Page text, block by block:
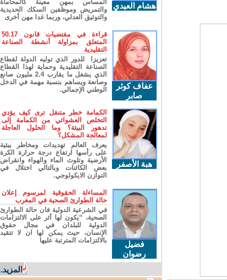
هشام العيدي
المساس بمهن معينة كالمحاماة
والتمريض وموظفين السكك الحديدية
والتوثيق العدلي، وربما غدا مهن أخرى
عفاف كوثر
صابر
قراءة في مقتضيات قانون 50.17
المتعلق بمزاولة أنشطة الصناعة
التقليدية
تعزيزا للدور الذي توليه الدولة لقطاع
الصناعة التقليدية وحماية لهذا القطاع
الذي يشغل ما يقارب 2.4 مليون صانع
وصانعة ويساهم بنسبة مهمة في الدخل
الوطني الإجمالي.
هبة الأصفر
الكمامة خطر متنقل ترى كيف يؤدي
التخلص العشوائي من الكمامة إلى
تدهور البيئة؟ وما الحلول العاجلة
لمعالجة المشكل؟
يعرف العالم تهديدات ومخاطر بيئية
على رأسها ارتفاع درجة حرارة الكرة
الأرضية وتلوث الماء والهواء وانقراض
بعض الكائنات وبالتالي اختلال في
التوازن الايكولوجي.
فضيل
رضوان
المساءلة الحقوقية لمرسوم إعلان
حالة الطوارئ الصحية في المغرب
في الشرعية الدولية فان حالة الطوارئ
الصحية، “يكون لها أثر على الالتزامات
الدولية للبلدان في مجال حقوق
الإنسان، حيث يمكن لها ان لا تتقيد
بالالتزامات المترتبة عليها
المزيد...